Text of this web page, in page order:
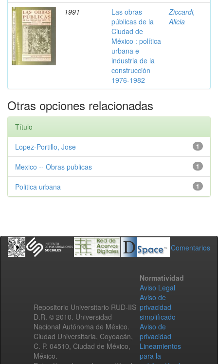
1991
Las obras
públicas de la
Ciudad de
México : política
urbana e
industria de la
construcción
1976-1982
Ziccardi,
Alicia
Otras opciones relacionadas
Título
1
Lopez-Portillo, Jose
1
Mexico -- Obras publicas
1
Politica urbana
Comentarios
Repositorio Universitario RUD-IIS
D.R. © 2010. Universidad
Nacional Autónoma de México.
Ciudad Universitaria, Coyoacán,
C. P. 04510, Ciudad de México,
México.
Normatividad
Aviso Legal
Aviso de
privacidad
simplificado
Aviso de
privacidad
Lineamientos
para la